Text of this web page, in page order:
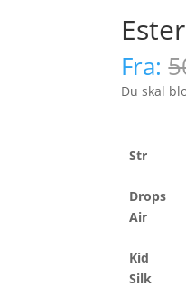
Fra:
Du skal
Str
Drops
Air
Kid
Silk